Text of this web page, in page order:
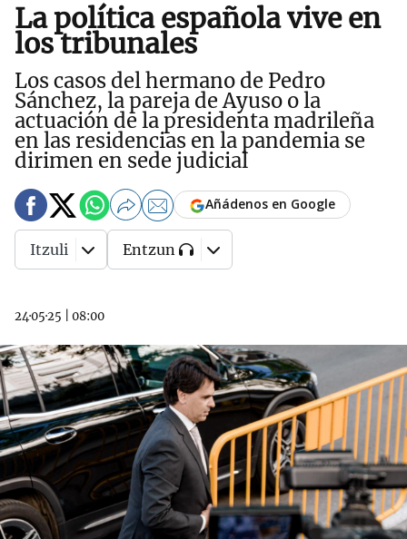
La política española vive en
los tribunales
Los casos del hermano de Pedro
Sánchez, la pareja de Ayuso o la
actuación de la presidenta madrileña
en las residencias en la pandemia se
dirimen en sede judicial
24·05·25 08:00
Añádenos en Google
Itzuli Entzun